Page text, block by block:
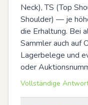
Neck), TS (Top
Shoulder) — je
die Erhaltung. Bei
Sammler auch auf
Lagerbelege und
oder
Vollständige